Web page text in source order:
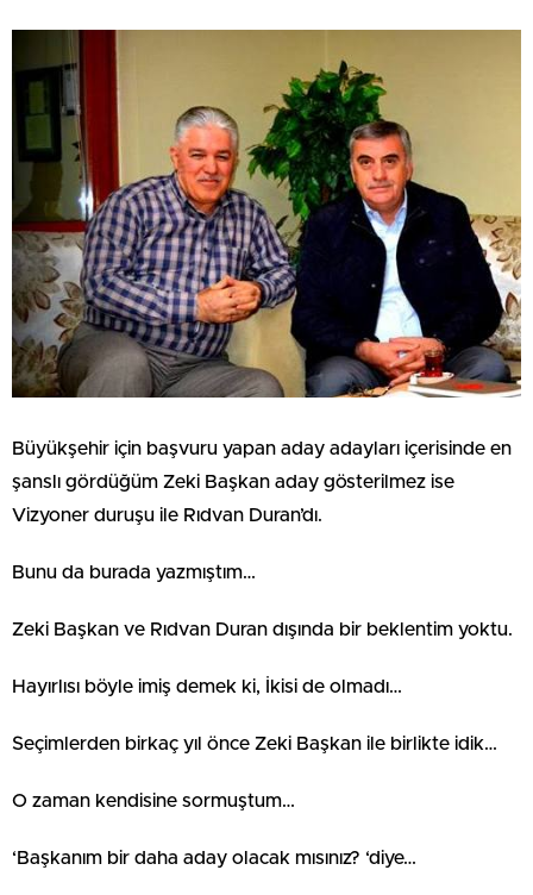
Büyükşehir için başvuru yapan aday adayları içerisinde en
şanslı gördüğüm Zeki Başkan aday gösterilmez ise
Vizyoner duruşu ile Rıdvan Duran’dı.
Bunu da burada yazmıştım…
Zeki Başkan ve Rıdvan Duran dışında bir beklentim yoktu.
Hayırlısı böyle imiş demek ki, İkisi de olmadı…
Seçimlerden birkaç yıl önce Zeki Başkan ile birlikte idik…
O zaman kendisine sormuştum…
‘Başkanım bir daha aday olacak mısınız? ‘diye…